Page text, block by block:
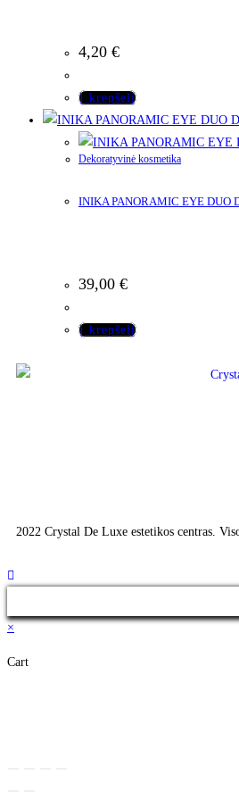
4,20 €
Į krepšelį
Dekoratyvinė kosmetika
INIKA PANORAMIC EYE DUO
39,00 €
Į krepšelį
2022 Crystal De Luxe estetikos centras.
×
Cart